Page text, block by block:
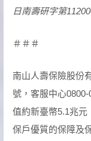
日南壽研字第
＃＃＃
南山人壽保險股份
號，客服中心
值約新臺幣5.1兆元
保戶優質的保障及